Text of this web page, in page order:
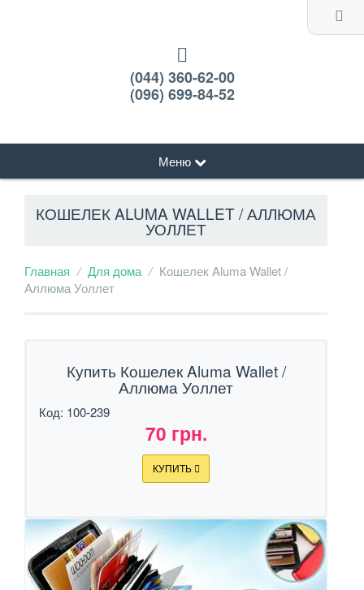
(044) 360-62-00
(096) 699-84-52
Меню
КОШЕЛЕК ALUMA WALLET / АЛЛЮМА
УОЛЛЕТ
Главная Для дома
Кошелек Aluma Wallet /
Аллюма Уоллет
Купить Кошелек Aluma Wallet /
Аллюма Уоллет
Код: 100-239
70 грн.
КУПИТЬ